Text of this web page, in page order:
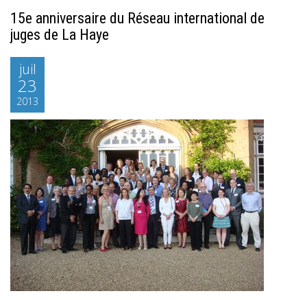
15e anniversaire du Réseau international de
juges de La Haye
juil
23
2013